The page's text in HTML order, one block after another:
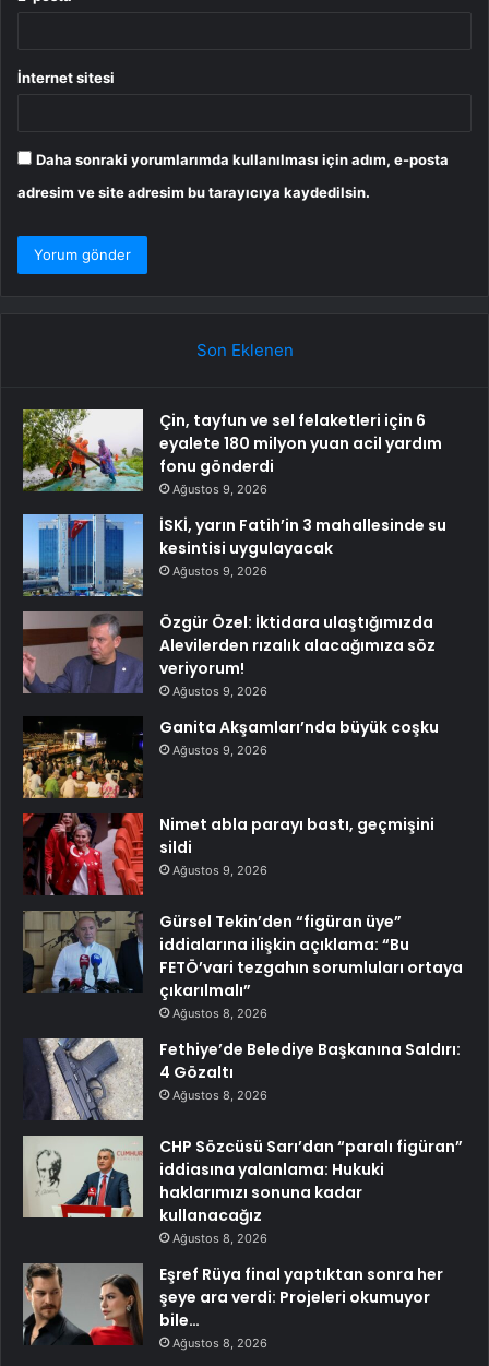
İnternet sitesi
Daha sonraki yorumlarımda kullanılması için adım, e-posta
adresim ve site adresim bu tarayıcıya kaydedilsin.
Son Eklenen
Çin, tayfun ve sel felaketleri için 6
eyalete 180 milyon yuan acil yardım
fonu gönderdi
Ağustos 9, 2026
İSKİ, yarın Fatih’in 3 mahallesinde su
kesintisi uygulayacak
Ağustos 9, 2026
Özgür Özel: İktidara ulaştığımızda
Alevilerden rızalık alacağımıza söz
veriyorum!
Ağustos 9, 2026
Ganita Akşamları’nda büyük coşku
Ağustos 9, 2026
Nimet abla parayı bastı, geçmişini
sildi
Ağustos 9, 2026
Gürsel Tekin’den “figüran üye”
iddialarına ilişkin açıklama: “Bu
FETÖ’vari tezgahın sorumluları ortaya
çıkarılmalı”
Ağustos 8, 2026
Fethiye’de Belediye Başkanına Saldırı:
4 Gözaltı
Ağustos 8, 2026
CHP Sözcüsü Sarı’dan “paralı figüran”
iddiasına yalanlama: Hukuki
haklarımızı sonuna kadar
kullanacağız
Ağustos 8, 2026
Eşref Rüya final yaptıktan sonra her
şeye ara verdi: Projeleri okumuyor
bile…
Ağustos 8, 2026